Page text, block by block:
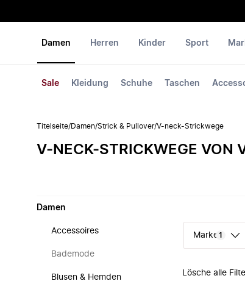
Damen
Sale Kleidung Schuhe Taschen
Herren Kinder Sport
Titelseite/Damen/Strick & Pullover/V-neck-Strickwege
V-NECK-STRICKWEGE VON
Damen
Accessoires
Bademode
Blusen & Hemden
Marke 1
Lösche alle